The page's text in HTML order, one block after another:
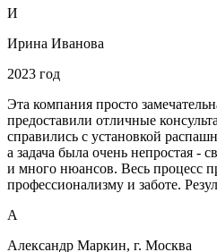
И
Ирина Иванова
2023 год
Эта компания просто
предоставили отличные
справились с установкой
а задача была очень непростая -
и много нюансов. Весь процесс
профессионализму и заботе.
А
Александр Маркин, г. Москва